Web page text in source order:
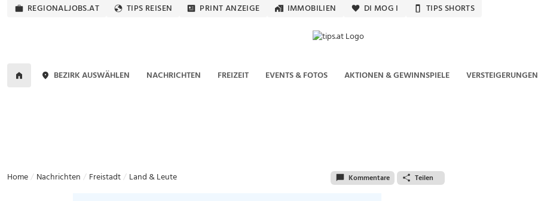
REGIONALJOBS.AT TIPS REISEN PRINT ANZEIGE IMMOBILIEN DI MOG I TIPS SHORTS
BEZIRK AUSWÄHLEN NACHRICHTEN FREIZEIT EVENTS & FOTOS AKTIONEN & GEWINNSPIELE VERSTEIGERUNGEN
Home Nachrichten Freistadt Land & Leute Kommentare Teilen